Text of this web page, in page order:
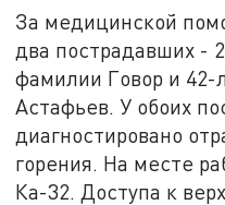
За медицинской
два пострадавших -
фамилии Говор и 42-
Астафьев. У обоих
диагностировано
горения. На месте
Ка-32. Доступа к